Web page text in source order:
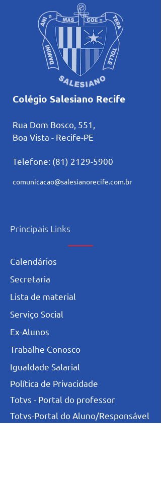
Colégio Salesiano Recife
Rua Dom Bosco, 551,
Boa Vista - Recife-PE
Telefone: (81) 2129-5900
comunicacao@salesianorecife.com.br
Principais Links
Calendários
Secretaria
L ista de material
Serviço Social
Ex-Alunos
Trabalhe Conosco
Igualdade Salarial
Política de Privacidade
Totvs - Portal do professor
Totvs-Portal do Aluno/Responsável